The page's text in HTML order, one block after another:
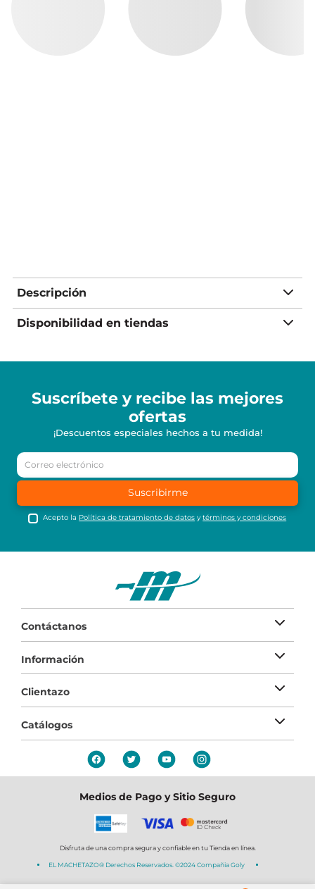
Descripción
Disponibilidad en tiendas
Suscríbete y recibe las mejores
ofertas
¡Descuentos especiales hechos a tu medida!
Suscribirme
Acepto la Política de tratamiento de datos ytérminos y condiciones
Contáctanos
Información
Clientazo
Catálogos
Medios de Pago y Sitio Seguro
Disfruta de una compra segura y confiable en tu Tienda en línea.
EL MACHETAZO® Derechos Reservados. ©2024 Compañia Goly